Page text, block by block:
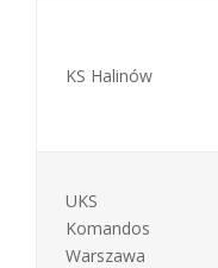
KS Halinów
UKS
Komandos
Warszawa